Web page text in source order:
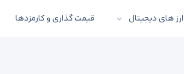
ارز های دیجیتال قیمت گذاری و کارمزدها